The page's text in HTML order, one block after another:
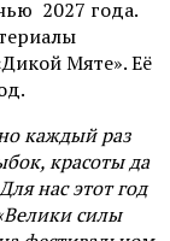
2027 года.
Мяте». Её
каждый раз
красоты да
нас этот год
силы